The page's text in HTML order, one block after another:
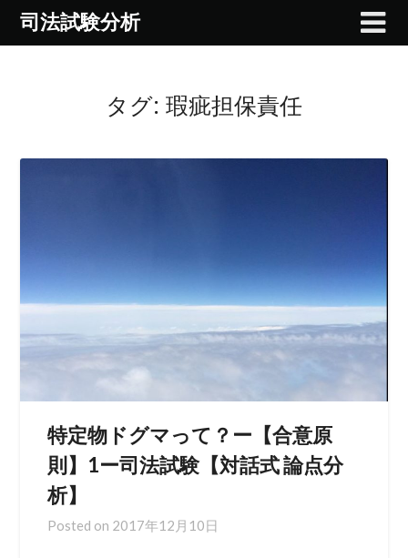
Skip司法試験分析
タグ: 瑕疵担保責任
特定物ドグマって？ー【合意原
則】1ー司法試験【対話式 論点分
析】
Posted on 2017年12月10日